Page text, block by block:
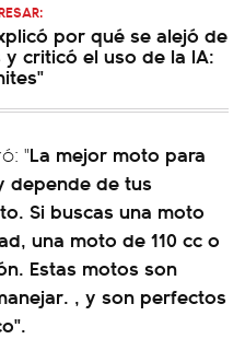
por qué se alejó de
criticó el uso de la IA:
"La mejor moto para
depende de tus
Si buscas una moto
una moto de 110 cc o
Estas motos son
, y son perfectos